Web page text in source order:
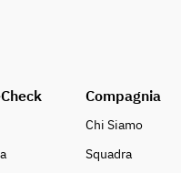
Compagnia
Chi Siamo
Squadra